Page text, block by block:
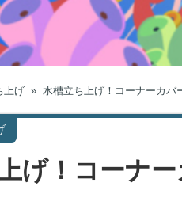
上げ » 水槽立ち上げ！コーナーカバ
げ！コーナ